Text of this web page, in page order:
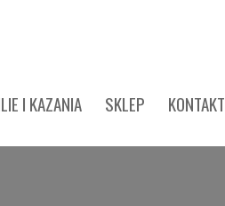
I KAZANIA SKLEP KONTAKT